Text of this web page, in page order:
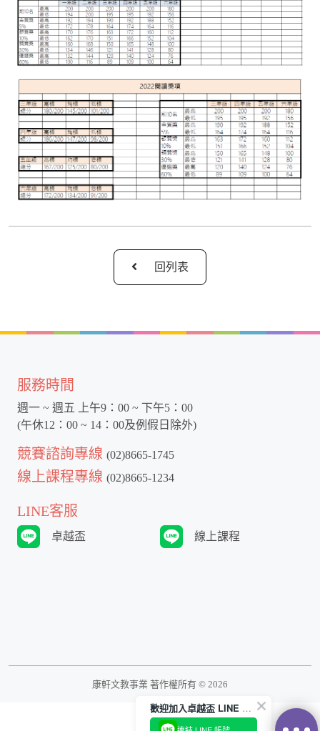
回列表
服務時間
週一 ~ 週五 上午9：00 ~ 下午5：00
(午休12：00 ~ 14：00及例假日除外)
競賽諮詢專線 (02)8665-1745
線上課程專線 (02)8665-1234
LINE客服
卓越盃 線上課程
康軒文教事業 著作權所有 © 2026
歡迎加入卓越盃 LINE 官方帳號